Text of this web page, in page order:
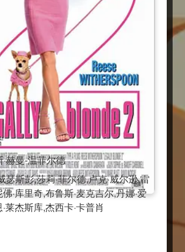
赫曼-温菲尔德
瑟斯彭,莎莉·菲尔德,卢克·威尔逊,雷
·库里奇,布鲁斯·麦克吉尔,丹娜·爱
莱杰斯库,杰西卡·卡普肖